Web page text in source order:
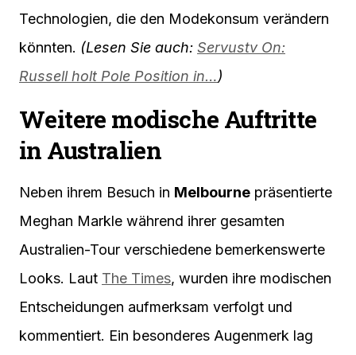
Technologien, die den Modekonsum verändern
könnten. (Lesen Sie auch: Servustv On:
Russell holt Pole Position in…)
Weitere modische Auftritte
in Australien
Neben ihrem Besuch in Melbourne präsentierte
Meghan Markle während ihrer gesamten
Australien-Tour verschiedene bemerkenswerte
Looks. Laut The Times, wurden ihre modischen
Entscheidungen aufmerksam verfolgt und
kommentiert. Ein besonderes Augenmerk lag